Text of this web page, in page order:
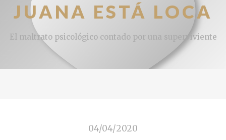
JUANA ESTÁ LOCA
El maltrato psicológico contado por una superviviente
04/04/2020